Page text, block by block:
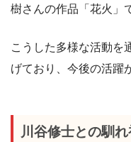
樹さんの作品「花火」
こうした多様な活動を
げており、今後の活躍
川谷修士との馴